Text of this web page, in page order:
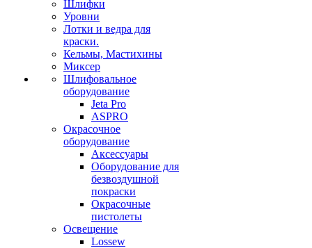
Шлифки
Уровни
Лотки и ведра для
краски.
Кельмы, Мастихины
Миксер
Шлифовальное
оборудование
Jeta Pro
ASPRO
Окрасочное
оборудование
Аксессуары
Оборудование для
безвоздушной
покраски
Окрасочные
пистолеты
Освещение
Lossew